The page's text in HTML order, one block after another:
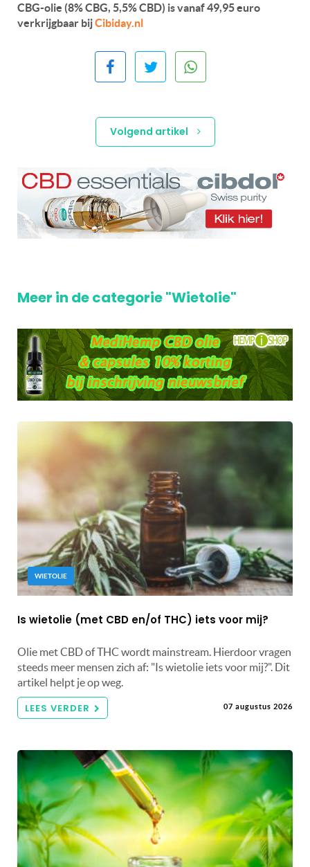
CBG-olie (8% CBG, 5,5% CBD) is vanaf 49,95 euro
verkrijgbaar bijCibiday.nl
Volgend artikel
Meer in de categorie "Wietolie"
WIETOLIE
Is wietolie (met CBD en/of THC) iets voor mij?
Olie met CBD of THC wordt mainstream. Hierdoor vragen
steeds meer mensen zich af: "Is wietolie iets voor mij?". Dit
artikel helpt je op weg.
LEES VERDER 07 augustus 2026